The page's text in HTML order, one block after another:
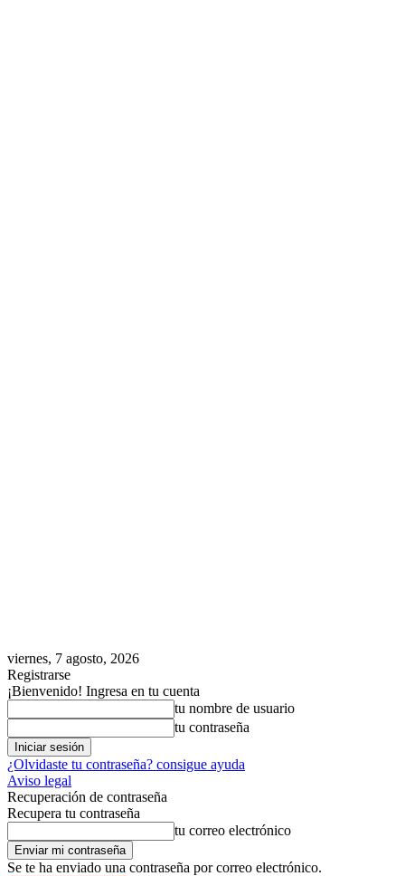
viernes, 7 agosto, 2026
Registrarse
¡Bienvenido! Ingresa en tu cuenta
tu nombre de usuario
tu contraseña
¿Olvidaste tu contraseña? consigue ayuda
Aviso legal
Recuperación de contraseña
Recupera tu contraseña
tu correo electrónico
Se te ha enviado una contraseña por correo electrónico.